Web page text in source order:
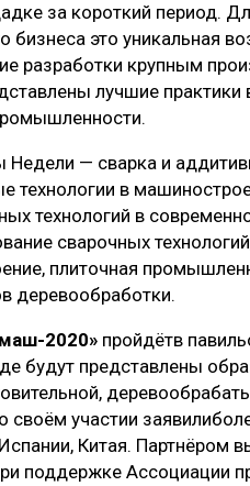
за короткий период.
бизнеса это уникальная
разработки крупным
лучшие практики
— сварка и
технологии в
технологий в
сварочных
плиточная
деревообработки.
2020» пройдётв
будут представлены
участии
Китая. Партнёром
поддержке Ассоциации